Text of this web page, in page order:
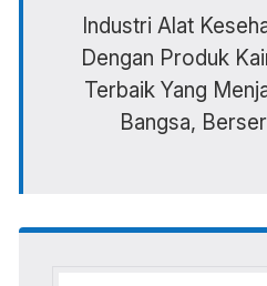
Industri Alat
Dengan Produk
Terbaik Yang
Bangsa,